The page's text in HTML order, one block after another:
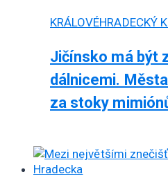
KRÁLOVÉHRADECKÝ
Jičínsko má být
dálnicemi.
za stoky